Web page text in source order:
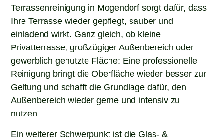
Terrassenreinigung in Mogendorf sorgt dafür, dass
Ihre Terrasse wieder gepflegt, sauber und
einladend wirkt. Ganz gleich, ob kleine
Privatterrasse, großzügiger Außenbereich oder
gewerblich genutzte Fläche: Eine professionelle
Reinigung bringt die Oberfläche wieder besser zur
Geltung und schafft die Grundlage dafür, den
Außenbereich wieder gerne und intensiv zu
nutzen.
Ein weiterer Schwerpunkt ist die Glas- &